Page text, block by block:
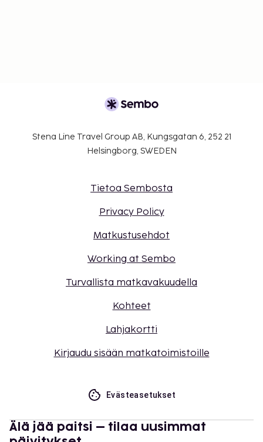
Stena Line Travel Group AB, Kungsgatan 6, 252 21
Helsingborg, SWEDEN
Tietoa Sembosta
Privacy Policy
Matkustusehdot
Working at Sembo
Turvallista matkavakuudella
Kohteet
Lahjakortti
Kirjaudu sisään matkatoimistoille
Evästeasetukset
Älä jää paitsi – tilaa uusimmat